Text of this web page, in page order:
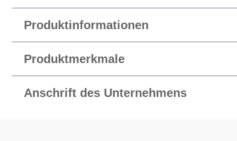
Produktinformationen
Produktmerkmale
Anschrift des Unternehmens